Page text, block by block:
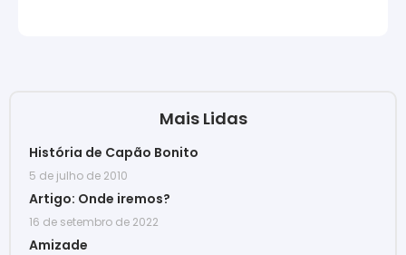
Mais Lidas
História de Capão Bonito
5 de julho de 2010
Artigo: Onde iremos?
16 de setembro de 2022
Amizade